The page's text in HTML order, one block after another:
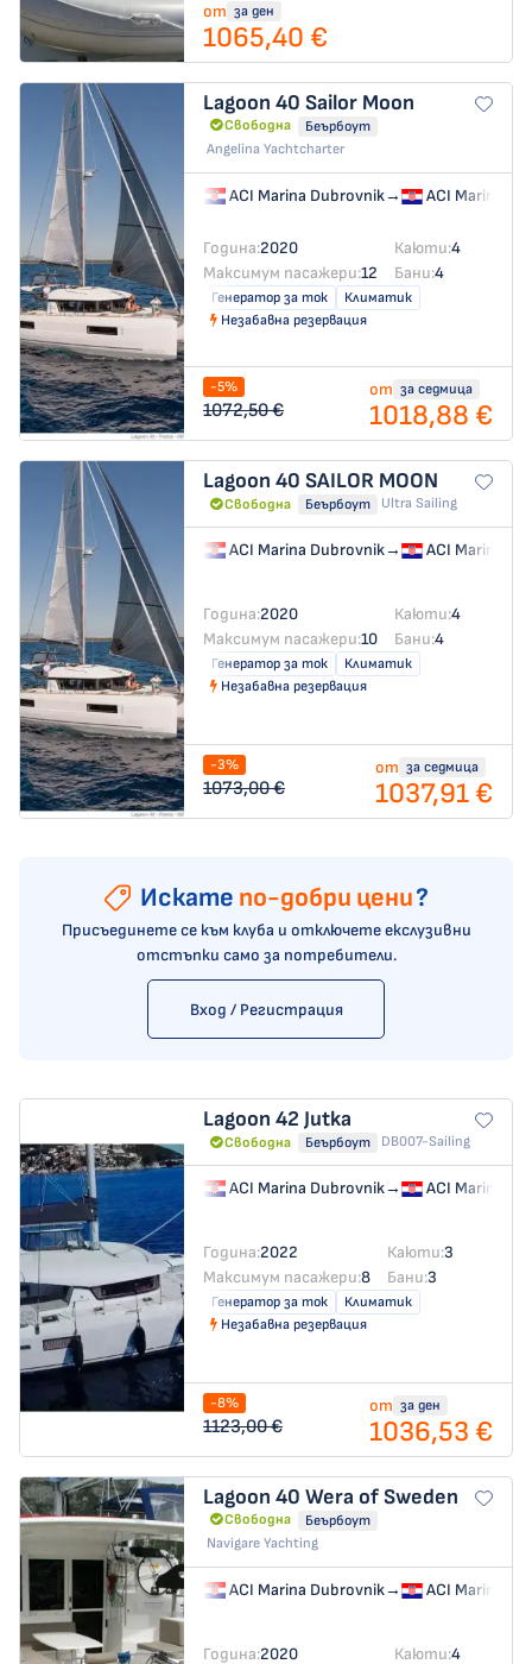
от за ден
1065,40 €
Lagoon 40 Sailor Moon
Свободна
Беърбоут
Angelina Yachtcharter
ACI Marina Dubrovnik→ ACI Marina
Година:2020 Каюти:4
Максимум пасажери:12 Бани:4
Генератор за ток
Климатик
Незабавна резервация
-5%
1072,50 €
от за седмица
1018,88 €
Lagoon 40 SAILOR MOON
Свободна Беърбоут Ultra Sailing
ACI Marina Dubrovnik→ ACI Marina
Година:2020 Каюти:4
Максимум пасажери:10 Бани:4
Генератор за ток
Климатик
Незабавна резервация
-3%
1073,00 €
от за седмица
1037,91 €
Искате по-добри цени?
Присъединете се към клуба и отключете екслузивни
отстъпки само за потребители.
Вход / Регистрация
Lagoon 42 Jutka
Свободна Беърбоут DB007-Sailing
ACI Marina Dubrovnik→ ACI Marina
Година:2022 Каюти:3
Максимум пасажери:8 Бани:3
Генератор за ток
Климатик
Незабавна резервация
-8%
1123,00 €
от за ден
1036,53 €
Lagoon 40 Wera of Sweden
Свободна
Беърбоут
Navigare Yachting
ACI Marina Dubrovnik→ ACI Marina
Година:2020 Каюти:4